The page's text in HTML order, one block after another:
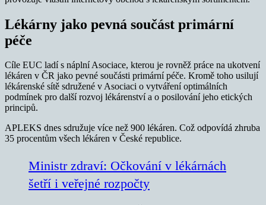
Lékárny jako pevná součást primární
péče
Cíle EUC ladí s náplní Asociace, kterou je rovněž práce na ukotvení
lékáren v ČR jako pevné součásti primární péče. Kromě toho usilují
lékárenské sítě sdružené v Asociaci o vytváření optimálních
podmínek pro další rozvoj lékárenství a o posilování jeho etických
principů.
APLEKS dnes sdružuje více než 900 lékáren. Což odpovídá zhruba
35 procentům všech lékáren v České republice.
Ministr zdraví: Očkování v lékárnách
šetří i veřejné rozpočty